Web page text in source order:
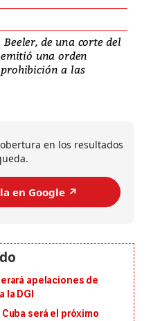
de una corte del
una orden
a las
en los resultados
en Google ↗️
apelaciones de
la DGI
será el próximo